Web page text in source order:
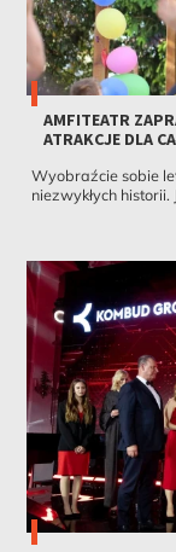
AMFITEATR
ATRAKCJE DLA
Wyobraźcie sobie
niezwykłych